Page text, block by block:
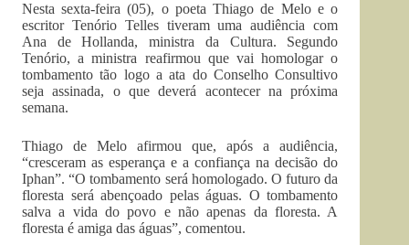
Nesta sexta-feira (05), o poeta Thiago de Melo e o
escritor Tenório Telles tiveram uma audiência com
Ana de Hollanda, ministra da Cultura. Segundo
Tenório, a ministra reafirmou que vai homologar o
tombamento tão logo a ata do Conselho Consultivo
seja assinada, o que deverá acontecer na próxima
semana.
Thiago de Melo afirmou que, após a audiência,
“cresceram as esperança e a confiança na decisão do
Iphan”. “O tombamento será homologado. O futuro da
floresta será abençoado pelas águas. O tombamento
salva a vida do povo e não apenas da floresta. A
floresta é amiga das águas”, comentou.